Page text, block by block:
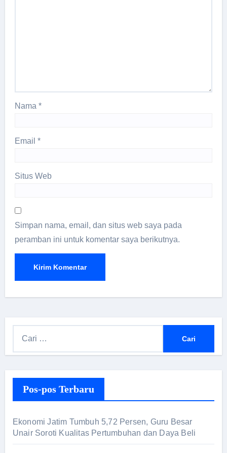
Nama*
Email*
Situs Web
Simpan nama, email, dan situs web saya pada
peramban ini untuk komentar saya berikutnya.
Pos-pos Terbaru
Ekonomi Jatim Tumbuh 5,72 Persen, Guru Besar
Unair Soroti Kualitas Pertumbuhan dan Daya Beli